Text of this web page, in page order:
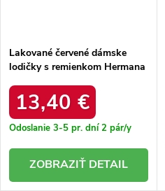
Lakované červené dámske
lodičky s remienkom Hermana
13,40 €
Odoslanie 3-5 pr. dní2 pár/y
DETAIL